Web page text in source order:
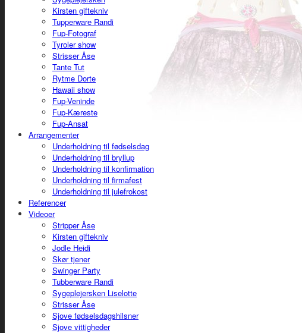
Kirsten giftekniv
Tupperware Randi
Fup-Fotograf
Tyroler show
Strisser Åse
Tante Tut
Rytme Dorte
Hawaii show
Fup-Veninde
Fup-Kæreste
Fup-Ansat
Arrangementer
Underholdning til fødselsdag
Underholdning til bryllup
Underholdning til konfirmation
Underholdning til firmafest
Underholdning til julefrokost
Referencer
Videoer
Stripper Åse
Kirsten giftekniv
Jodle Heidi
Skør tjener
Swinger Party
Tubberware Randi
Sygeplejersken Liselotte
Strisser Åse
Sjove fødselsdagshilsner
Sjove vittigheder